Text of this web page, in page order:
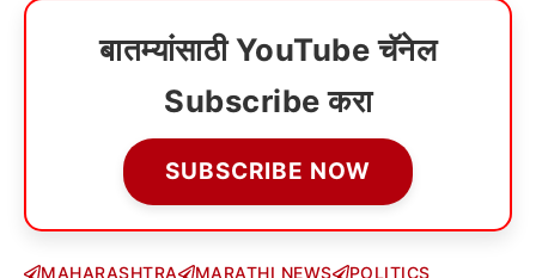
बातम्यांसाठी YouTube चॅनेल
Subscribe करा
SUBSCRIBE NOW
MAHARASHTRA MARATHI NEWS POLITICS